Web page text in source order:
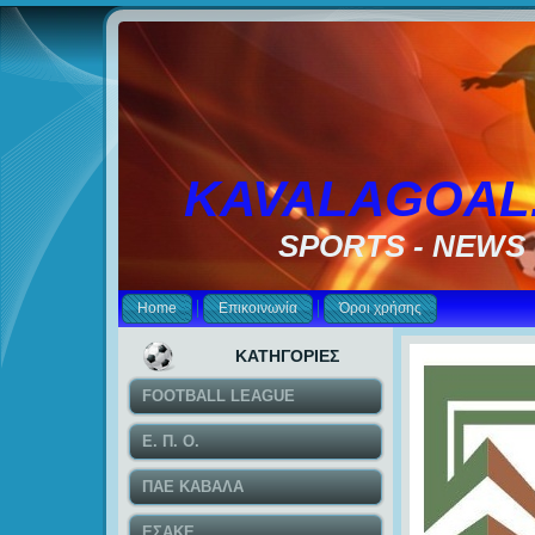
SPORTS - NEWS
Home Επικοινωνία Όροι χρήσης
ΚΑΤΗΓΟΡΙΕΣ
FOOTBALL LEAGUE
Ε. Π. Ο.
ΠΑΕ ΚΑΒΑΛΑ